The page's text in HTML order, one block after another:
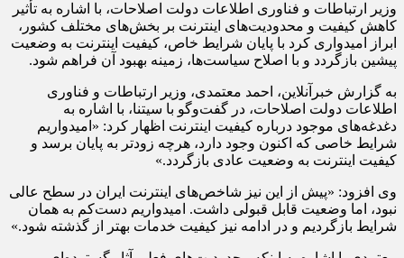
وزیر ارتباطات و فناوری اطلاعات دولت اصلاحات، با اشاره به تأثیر
کاهش کیفیت و محدودیت‌های اینترنت بر بخش‌های مختلف کشور،
ابراز امیدواری کرد با پایان شرایط خاص، کیفیت اینترنت به وضعیت
پیشین بازگردد و با اصلاح سیاست‌ها، زمینه بهبود آن فراهم شود.
به گزارش خبرآنلاین، احمد معتمدی، وزیر ارتباطات و فناوری
اطلاعات دولت اصلاحات، در گفت‌وگو با سیتنا، با اشاره به
دغدغه‌های موجود درباره کیفیت اینترنت اظهار کرد: «امیدواریم
شرایط خاصی که اکنون وجود دارد، هرچه زودتر به پایان برسد و
کیفیت اینترنت به وضعیت عادی بازگردد.»
وی افزود: «پیش از این نیز شاخص‌های اینترنت ایران در سطح عالی
نبود، اما وضعیت قابل قبولی داشت. امیدواریم دست‌کم به همان
شرایط بازگردیم و در ادامه نیز کیفیت خدمات بهتر از گذشته شود.»